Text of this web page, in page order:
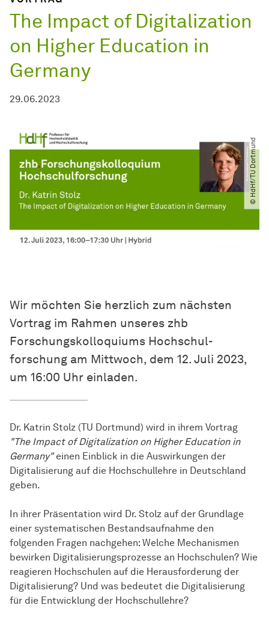
The Impact of Digitalization
on Higher Education in
Germany
29.06.2023
© HdHf​/​TU Dortmund
Wir möchten Sie herzlich zum nächsten
Vortrag im Rahmen unseres zhb
Forschungskolloquiums Hoch­schul­
forschung am Mittwoch, dem 12. Juli 2023,
um 16:00 Uhr einladen.
Dr. Katrin Stolz (TU Dortmund) wird in ihrem Vortrag
"The Impact of Digitalization on Higher Education in
Germany"einen Einblick in die Auswirkungen der
Digitalisierung auf die Hochschullehre in Deutschland
geben.
In ihrer Präsentation wird Dr. Stolz auf der Grundlage
einer systematischen Bestandsaufnahme den
folgenden Fragen nachgehen: Welche Mechanismen
bewirken Digitalisierungsprozesse an Hochschulen? Wie
reagieren Hochschulen auf die Herausforderung der
Digitalisierung? Und was bedeutet die Digitalisierung
für die Entwicklung der Hochschullehre?